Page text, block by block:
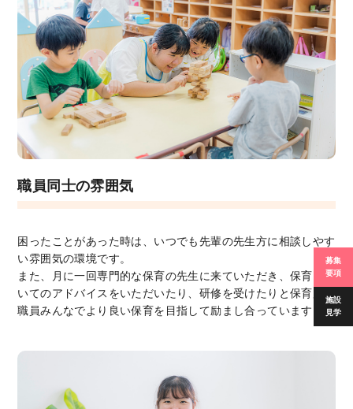
募集
要項
施設
見学
職員同士の雰囲気
困ったことがあった時は、いつでも先輩の先生方に相談しやす
い雰囲気の環境です。
また、月に一回専門的な保育の先生に来ていただき、保育につ
いてのアドバイスをいただいたり、研修を受けたりと保育所の
職員みんなでより良い保育を目指して励まし合っています。